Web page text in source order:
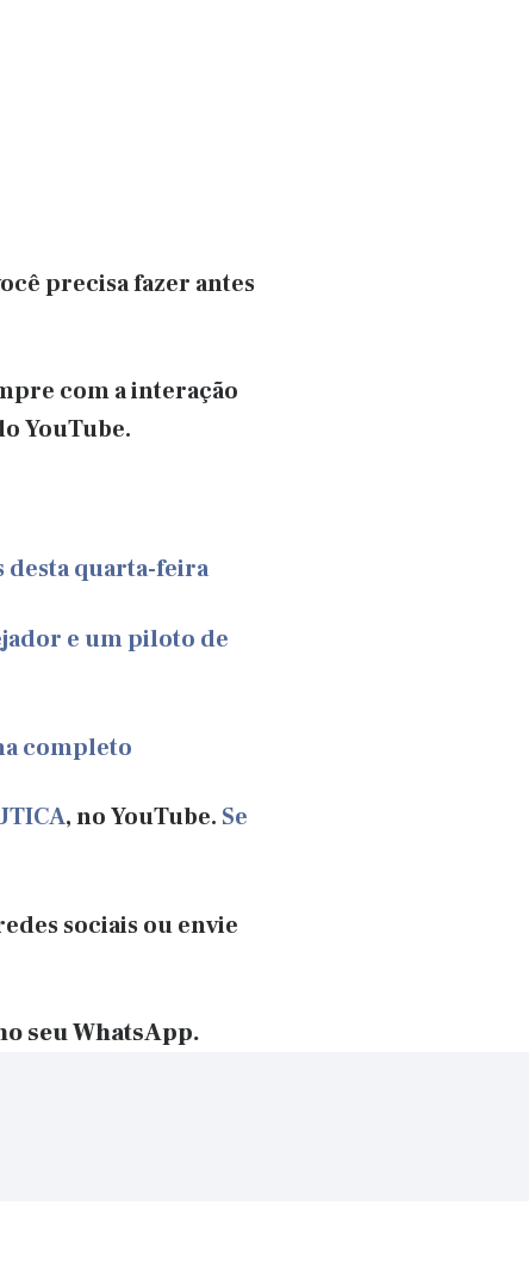
precisa fazer antes
com a interação
YouTube.
desta quarta-feira
e um piloto de
completo
, no YouTube. Se
sociais ou envie
seu WhatsApp.